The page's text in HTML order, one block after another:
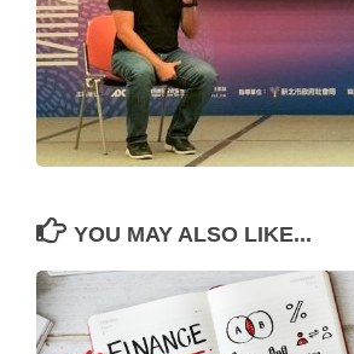
YOU MAY ALSO LIKE...